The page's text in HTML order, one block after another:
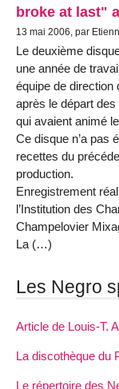
broke at last"
13 mai 2006, par
Le deuxième
une année de
équipe de direction
après le départ
qui avaient animé
Ce disque n’a pas
recettes du
production.
Enregistrement
l’Institution des
Champelovier
La (…)
Les Negro
Article de Louis-T.
La discothèque du
Le répertoire des